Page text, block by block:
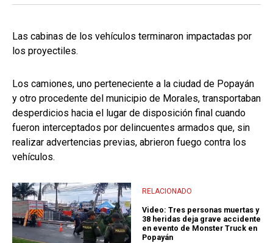
Las cabinas de los vehículos terminaron impactadas por
los proyectiles.
Los camiones, uno perteneciente a la ciudad de Popayán
y otro procedente del municipio de Morales, transportaban
desperdicios hacia el lugar de disposición final cuando
fueron interceptados por delincuentes armados que, sin
realizar advertencias previas, abrieron fuego contra los
vehículos.
RELACIONADO
Video: Tres personas muertas y
38 heridas deja grave accidente
en evento de Monster Truck en
Popayán